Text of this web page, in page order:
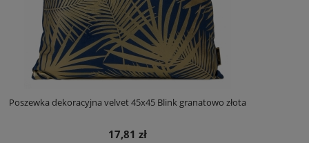
Poszewka dekoracyjna velvet 45x45 Blink granatowo złota
17,81 zł